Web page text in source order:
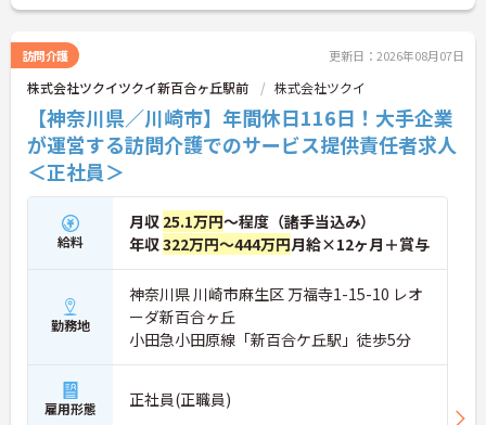
ご興味のある方には、面接対策ポイントなどさらに
い。
訪問介護 更新日：2026年08月07日
株式会社ツクイツクイ新百合ヶ丘駅前 株式会社ツクイ
【神奈川県／川崎市】年間休日116日！大手企業
が運営する訪問介護でのサービス提供責任者求人
＜正社員＞
給料
月収 25.1万円～程度（諸手当込み）
年収322万円～444万円月給×12ヶ月＋賞与
勤務地
神奈川県 川崎市麻生区 万福寺1-15-10 レオ
ーダ新百合ヶ丘
小田急小田原線「新百合ケ丘駅」徒歩5分
雇用形態 正社員(正職員)